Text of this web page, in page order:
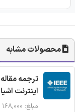
محصولات مشابه
اینترنت اشیا
مبلغ: ۱۶۸,۰۰۰ تومان